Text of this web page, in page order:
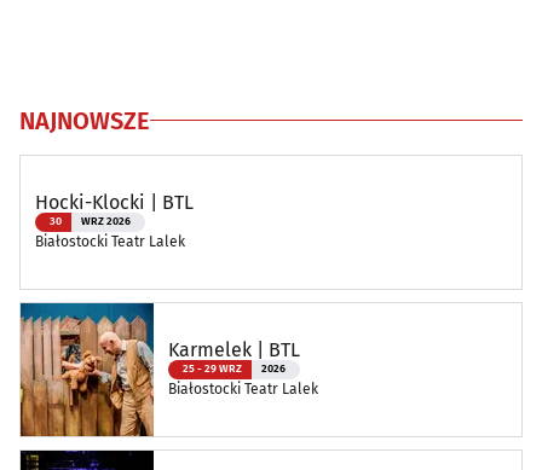
NAJNOWSZE
Hocki-Klocki | BTL
30 WRZ 2026
Białostocki Teatr Lalek
Karmelek | BTL
25 - 29 WRZ 2026
Białostocki Teatr Lalek